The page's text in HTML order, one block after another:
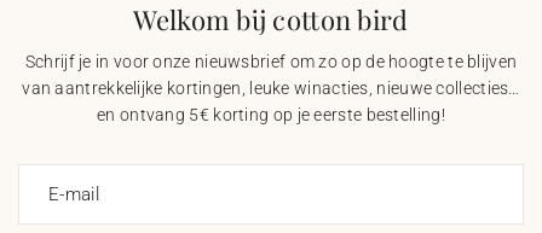
Welkom bij cotton bird
Schrijf je in voor onze nieuwsbrief om zo op de hoogte te blijven
van aantrekkelijke kortingen, leuke winacties, nieuwe collecties…
en ontvang 5€ korting op je eerste bestelling!
E-mail